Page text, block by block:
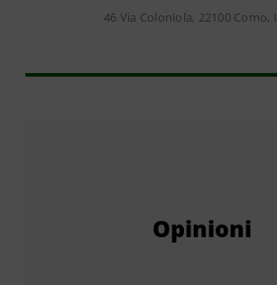
46 Via Coloniola, 22100 Como,
Opinioni